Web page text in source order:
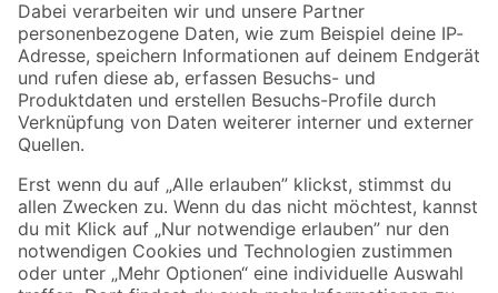
Zahlungsarten Versandarten
Sicher einkaufen
Jetzt die toom-App herunterladen